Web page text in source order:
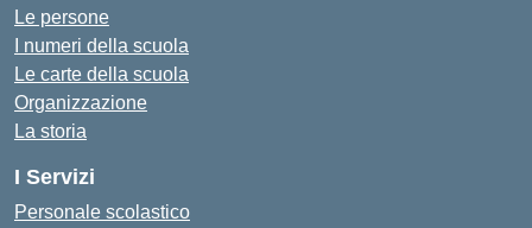
Le persone
I numeri della scuola
Le carte della scuola
Organizzazione
La storia
I Servizi
Personale scolastico